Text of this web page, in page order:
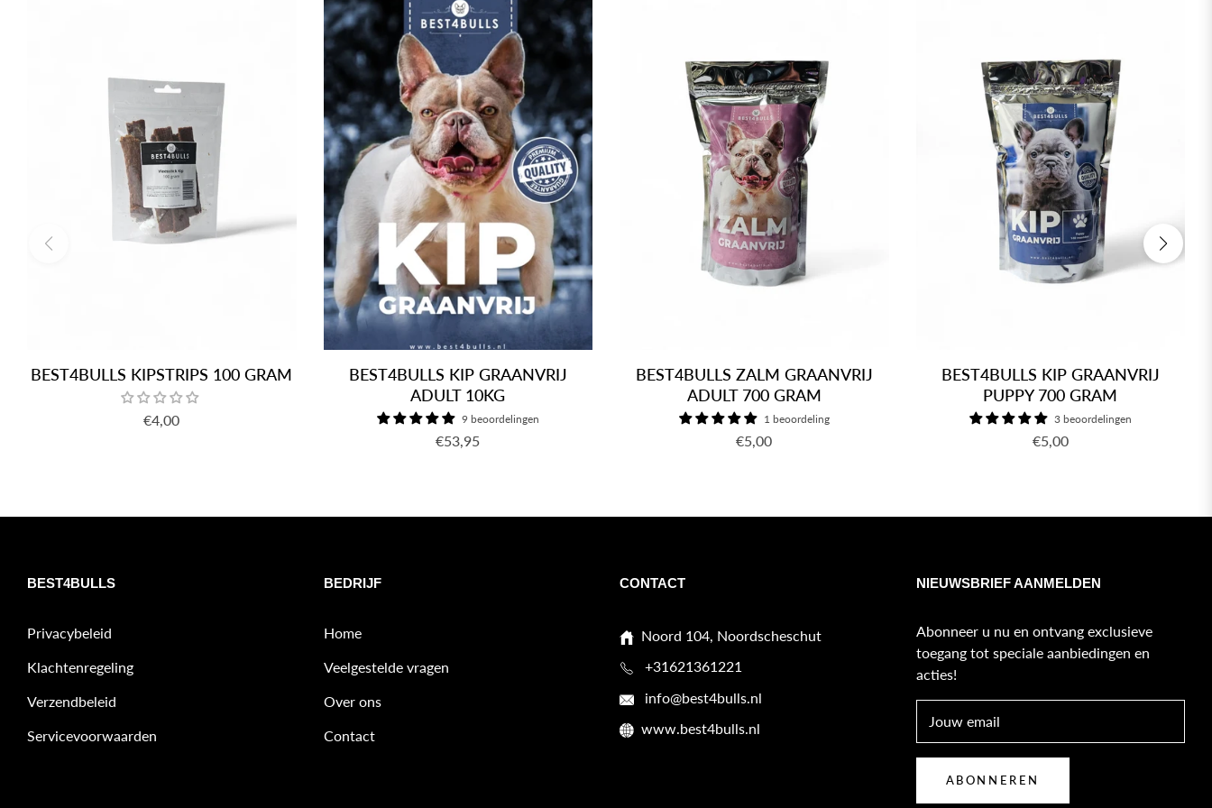
BEST4BULLS KIPSTRIPS 100 GRAM
Normale
€4,00
BEST4BULLS KIP GRAANVRIJ
ADULT 10KG
9 beoordelingen
Normale
€53,95
BEST4BULLS ZALM GRAANVRIJ
ADULT 700 GRAM
1 beoordeling
Normale
€5,00
BEST4BULLS KIP GRAANVRIJ
PUPPY 700 GRAM
3 beoordelingen
Normale
€5,00
BEST4BULLS
Privacybeleid
Klachtenregeling
Verzendbeleid
Servicevoorwaarden
BEDRIJF
Home
Veelgestelde vragen
Over ons
Contact
CONTACT
Noord 104, Noordscheschut
+31621361221
info@best4bulls.nl
www.best4bulls.nl
NIEUWSBRIEF AANMELDEN
Abonneer u nu en ontvang exclusieve
toegang tot speciale aanbiedingen en
acties!
Jouw email
ABONNEREN